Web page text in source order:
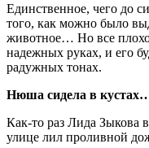
Единственное, чего до
того, как можно было
животное… Но все
надежных руках, и его
радужных тонах.
Нюша сидела в
Как-то раз Лида Зыкова
улице лил проливной